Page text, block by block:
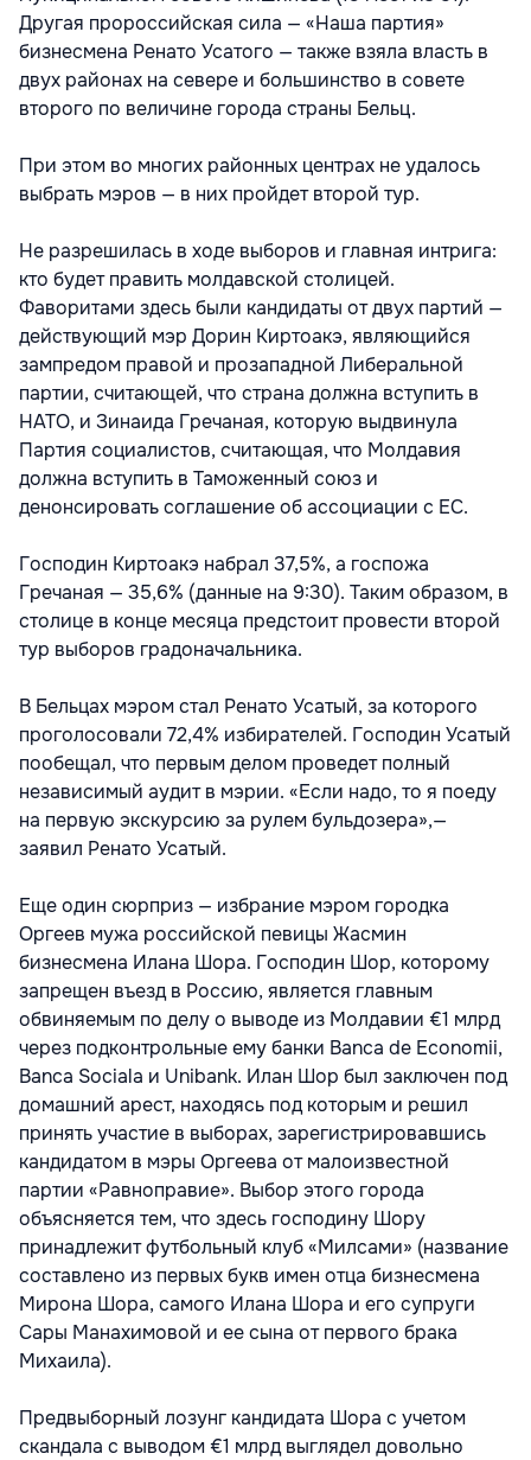
Другая пророссийская сила — «Наша партия»
бизнесмена Ренато Усатого — также взяла власть в
двух районах на севере и большинство в совете
второго по величине города страны Бельц.
При этом во многих районных центрах не удалось
выбрать мэров — в них пройдет второй тур.
Не разрешилась в ходе выборов и главная интрига:
кто будет править молдавской столицей.
Фаворитами здесь были кандидаты от двух партий —
действующий мэр Дорин Киртоакэ, являющийся
зампредом правой и прозападной Либеральной
партии, считающей, что страна должна вступить в
НАТО, и Зинаида Гречаная, которую выдвинула
Партия социалистов, считающая, что Молдавия
должна вступить в Таможенный союз и
денонсировать соглашение об ассоциации с ЕС.
Господин Киртоакэ набрал 37,5%, а госпожа
Гречаная — 35,6% (данные на 9:30). Таким образом, в
столице в конце месяца предстоит провести второй
тур выборов градоначальника.
В Бельцах мэром стал Ренато Усатый, за которого
проголосовали 72,4% избирателей. Господин Усатый
пообещал, что первым делом проведет полный
независимый аудит в мэрии. «Если надо, то я поеду
на первую экскурсию за рулем бульдозера»,—
заявил Ренато Усатый.
Еще один сюрприз — избрание мэром городка
Оргеев мужа российской певицы Жасмин
бизнесмена Илана Шора. Господин Шор, которому
запрещен въезд в Россию, является главным
обвиняемым по делу о выводе из Молдавии €1 млрд
через подконтрольные ему банки Banca de Economii,
Banca Sociala и Unibank. Илан Шор был заключен под
домашний арест, находясь под которым и решил
принять участие в выборах, зарегистрировавшись
кандидатом в мэры Оргеева от малоизвестной
партии «Равноправие». Выбор этого города
объясняется тем, что здесь господину Шору
принадлежит футбольный клуб «Милсами» (название
составлено из первых букв имен отца бизнесмена
Мирона Шора, самого Илана Шора и его супруги
Сары Манахимовой и ее сына от первого брака
Михаила).
Предвыборный лозунг кандидата Шора с учетом
скандала с выводом €1 млрд выглядел довольно